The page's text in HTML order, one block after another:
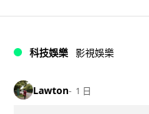
科技娛樂 影視娛樂
Lawton 1 日